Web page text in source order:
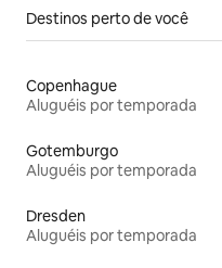
Destinos perto de você
Copenhague
Aluguéis por temporada
Gotemburgo
Aluguéis por temporada
Dresden
Aluguéis por temporada